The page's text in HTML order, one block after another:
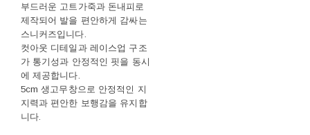
부드러운 고트가죽과 돈내피로
제작되어 발을 편안하게 감싸는
스니커즈입니다.
컷아웃 디테일과 레이스업 구조
가 통기성과 안정적인 핏을 동시
에 제공합니다.
5cm 생고무창으로 안정적인 지
지력과 편안한 보행감을 유지합
니다.